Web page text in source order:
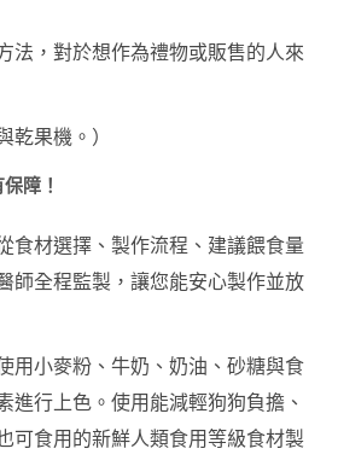
法，對於想作為禮物或販售的人來
乾果機。）
障！
食材選擇、製作流程、建議餵食量
師全程監製，讓您能安心製作並放
用小麥粉、牛奶、奶油、砂糖與食
進行上色。使用能減輕狗狗負擔、
可食用的新鮮人類食用等級食材製